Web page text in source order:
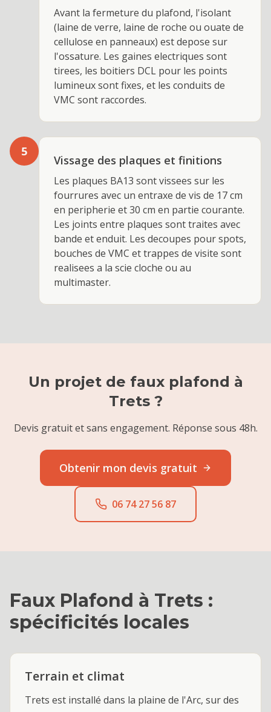
Avant la fermeture du plafond, l'isolant
(laine de verre, laine de roche ou ouate de
cellulose en panneaux) est depose sur
l'ossature. Les gaines electriques sont
tirees, les boitiers DCL pour les points
lumineux sont fixes, et les conduits de
VMC sont raccordes.
5
Vissage des plaques et finitions
Les plaques BA13 sont vissees sur les
fourrures avec un entraxe de vis de 17 cm
en peripherie et 30 cm en partie courante.
Les joints entre plaques sont traites avec
bande et enduit. Les decoupes pour spots,
bouches de VMC et trappes de visite sont
realisees a la scie cloche ou au
multimaster.
Un projet de faux plafond à
Trets?
Devis gratuit et sans engagement. Réponse sous 48h.
Obtenir mon devis gratuit
06 74 27 56 87
Faux Plafond à Trets :
spécificités locales
Terrain et climat
Trets est installé dans la plaine de l'Arc, sur des